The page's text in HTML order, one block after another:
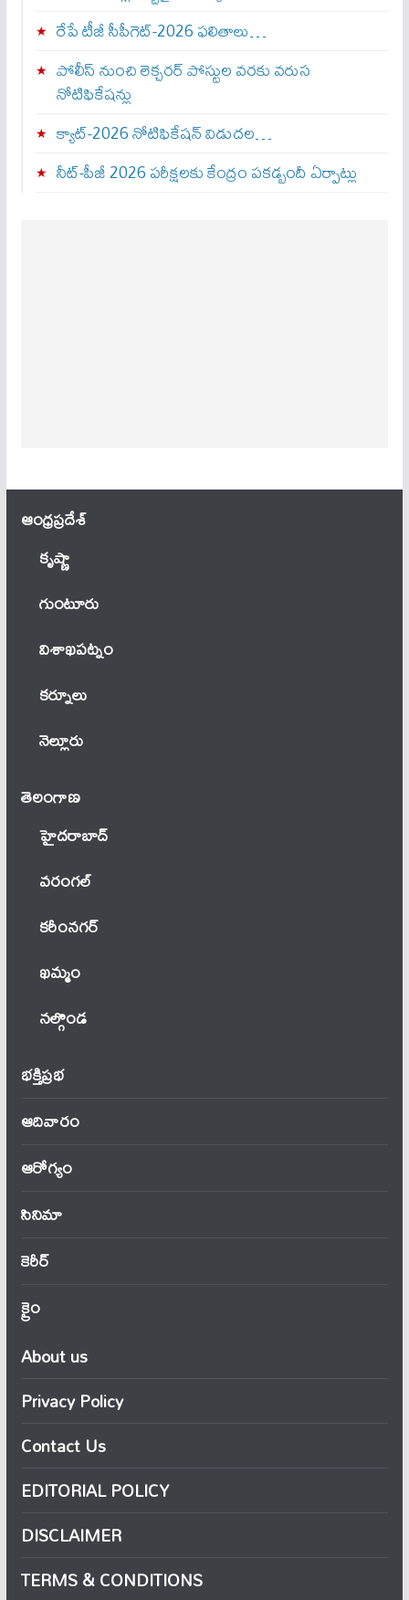
రేపే టీజీ సీపీగెట్‌-2026 ఫలితాలు…
పోలీస్ నుంచి లెక్చరర్ పోస్టుల వరకు వరుస
నోటిఫికేషన్లు
క్యాట్-2026 నోటిఫికేషన్ విడుదల…
నీట్-పీజీ 2026 పరీక్షలకు కేంద్రం పకడ్బందీ ఏర్పాట్లు
ఆంధ్ర‌ప్ర‌దేశ్
కృష్ణా
గుంటూరు
విశాఖపట్నం
కర్నూలు
నెల్లూరు
తెలంగాణ‌
హైదరాబాద్
వ‌రంగ‌ల్
కరీంనగర్
ఖ‌మ్మం
నల్గొండ
భక్తిప్రభ
ఆదివారం
ఆరోగ్యం
సినిమా
కెరీర్
క్రైం
About us
Privacy Policy
Contact Us
EDITORIAL POLICY
DISCLAIMER
TERMS & CONDITIONS